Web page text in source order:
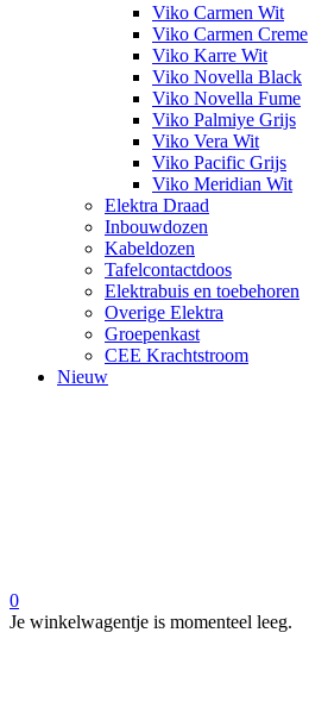
Viko Carmen Wit
Viko Carmen Creme
Viko Karre Wit
Viko Novella Black
Viko Novella Fume
Viko Palmiye Grijs
Viko Vera Wit
Viko Pacific Grijs
Viko Meridian Wit
Elektra Draad
Inbouwdozen
Kabeldozen
Tafelcontactdoos
Elektrabuis en toebehoren
Overige Elektra
Groepenkast
CEE Krachtstroom
Nieuw
0
Je winkelwagentje is momenteel leeg.